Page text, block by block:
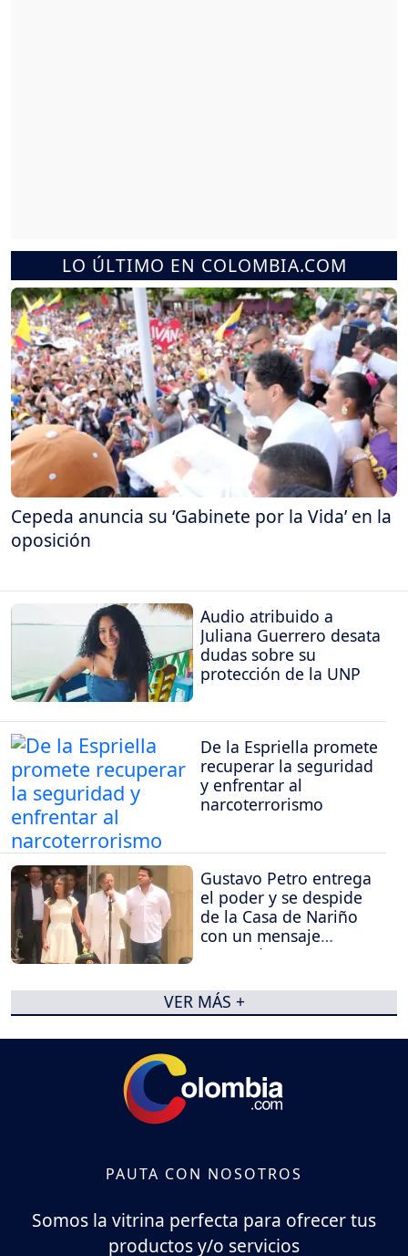
LO ÚLTIMO EN COLOMBIA.COM
Cepeda anuncia su ‘Gabinete por la Vida’ en la
oposición
Audio atribuido a
Juliana Guerrero desata
dudas sobre su
protección de la UNP
De la Espriella promete
recuperar la seguridad
y enfrentar al
narcoterrorismo
Gustavo Petro entrega
el poder y se despide
de la Casa de Nariño
con un mensaje
contundente
VER MÁS +
PAUTA CON NOSOTROS
Somos la vitrina perfecta para ofrecer tus
productos y/o servicios